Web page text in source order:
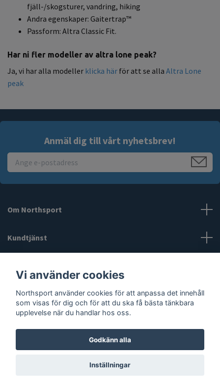
fjäll-/skogsturer, vandring, hiking
Andra egenskaper: Gaitertrap™
Passform: Altra Classic Fit.
Har ni fler modeller av altra lone peak?
Ja, vi har alla modeller klicka här för att se alla Altra Lone
peak
Anmäl dig till vårt nyhetsbrev!
Om Northsport
Kundtjänst
Sociala medier
© 2026 Northsport
Vi använder cookies
Northsport använder cookies för att anpassa det innehåll
som visas för dig och för att du ska få bästa tänkbara
upplevelse när du handlar hos oss.
Godkänn alla
Inställningar